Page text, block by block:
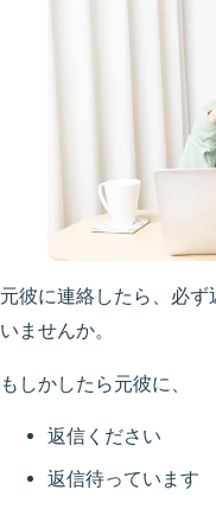
元彼に連絡したら、必
いませんか。
もしかしたら元彼に、
返信ください
返信待っています